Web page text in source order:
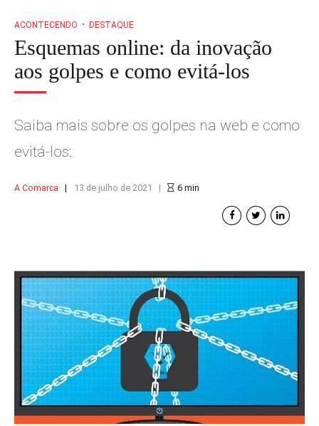
ACONTECENDO DESTAQUE
Esquemas online: da inovação
aos golpes e como evitá-los
Saiba mais sobre os golpes na web e como
evitá-los:
A Comarca 13 de julho de 2021 6 min